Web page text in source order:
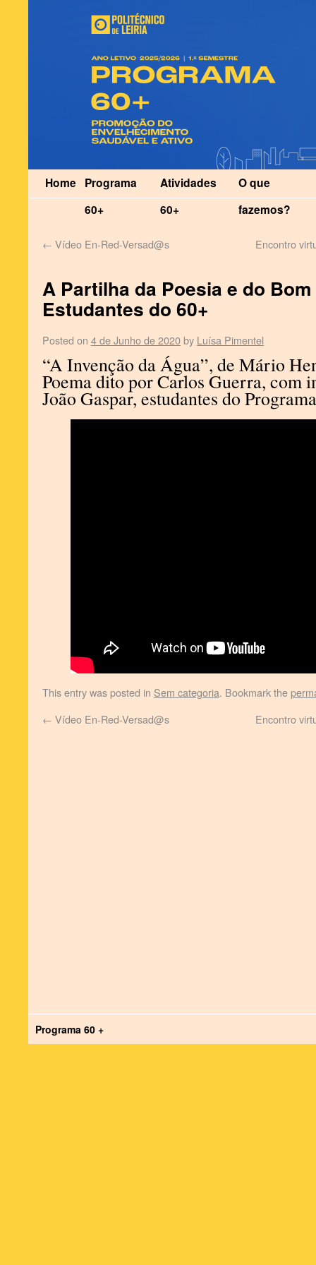
Home Programa
60+
Atividades
60+
O que
fazemos?
← Vídeo En-Red-Versad@s Encontro
A Partilha da Poesia e do
Estudantes do 60+
Posted on 4 de Junho de 2020by Luísa Pimentel
“A Invenção da Água”, de Mário
Poema dito por Carlos Guerra, com
João Gaspar, estudantes do
This entry was posted in Sem categoria. Bookmark the
← Vídeo En-Red-Versad@s Encontro
Programa 60 +